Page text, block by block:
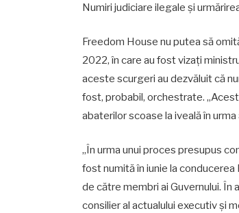
Numiri judiciare ilegale și
Freedom House nu putea să
2022, în care au fost vizați
aceste scurgeri au dezvăluit că
fost, probabil, orchestrate.
abaterilor scoase la iveală în
„În urma unui proces presupus
fost numită în iunie la
de către membri ai Guvernului.
consilier al actualului executiv și